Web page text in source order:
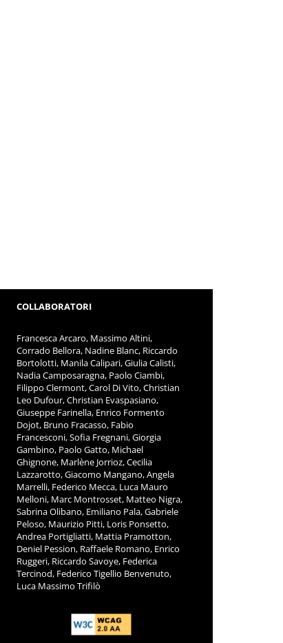
COLLABORATORI
Francesca Arcaro, Massimo Altini,
Corrado Bellora, Nadine Blanc, Riccardo
Bortolotti, Manila Calipari, Giulia Calisti,
Nadia Camposaragna, Paolo Ciambi,
Filippo Clermont, Carol Di Vito, Christian
Leo Dufour, Christian Evaspasiano,
Giuseppe Farinella, Enrico Formento
Dojot, Bruno Fracasso, Fabio
Francesconi, Sofia Fregnani, Giorgia
Gambino, Paolo Gatto, Michael
Ghignone, Marlène Jorrioz, Cecilia
Lazzarotto, Giacomo Mangano, Angela
Marrelli, Federico Mecca, Luca Mauro
Melloni, Marc Montrosset, Matteo Nigra,
Sabrina Olibano, Emiliano Pala, Gabriele
Peloso, Maurizio Pitti, Loris Ponsetto,
Andrea Portigliatti, Mattia Pramotton,
Deniel Pession, Raffaele Romano, Enrico
Ruggeri, Riccardo Savoye, Federica
Tercinod, Federico Tigellio Benvenuto,
Luca Massimo Trifilò